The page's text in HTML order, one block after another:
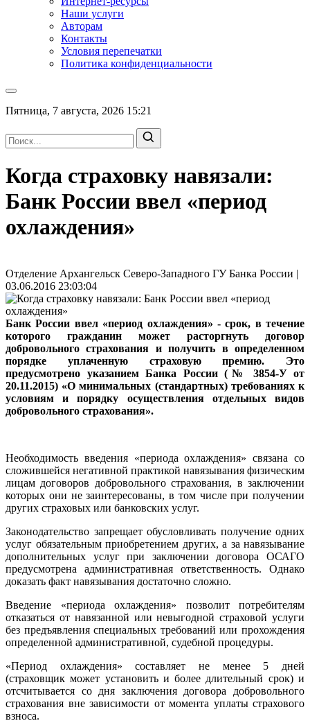
Наши услуги
Авторам
Контакты
Условия перепечатки
Политика конфиденциальности
Пятница, 7 августа, 2026 15:21
Когда страховку навязали:
Банк России ввел «период
охлаждения»
Отделение Архангельск Северо-Западного ГУ Банка России |
03.06.2016 23:03:04
Банк России ввел «период охлаждения» - срок, в течение
которого гражданин может расторгнуть договор
добровольного страхования и получить в определенном
порядке уплаченную страховую премию. Это
предусмотрено указанием Банка России (№ 3854-У от
20.11.2015) «О минимальных (стандартных) требованиях к
условиям и порядку осуществления отдельных видов
добровольного страхования».
Необходимость введения «периода охлаждения» связана со
сложившейся негативной практикой навязывания физическим
лицам договоров добровольного страхования, в заключении
которых они не заинтересованы, в том числе при получении
других страховых или банковских услуг.
Законодательство запрещает обусловливать получение одних
услуг обязательным приобретением других, а за навязывание
дополнительных услуг при заключении договора ОСАГО
предусмотрена административная ответственность. Однако
доказать факт навязывания достаточно сложно.
Введение «периода охлаждения» позволит потребителям
отказаться от навязанной или невыгодной страховой услуги
без предъявления специальных требований или прохождения
определенной административной, судебной процедуры.
«Период охлаждения» составляет не менее 5 дней
(страховщик может установить и более длительный срок) и
отсчитывается со дня заключения договора добровольного
страхования вне зависимости от момента уплаты страхового
взноса.